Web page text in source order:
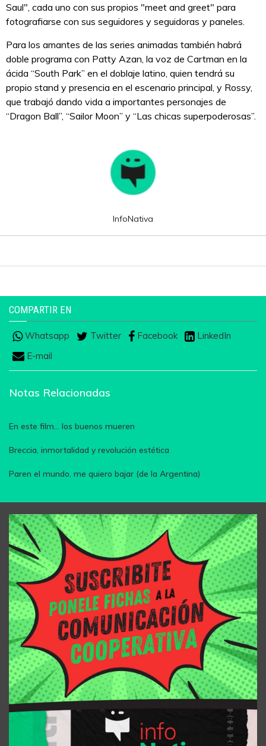
Saul", cada uno con sus propios "meet and greet" para
fotografiarse con sus seguidores y seguidoras y paneles.
Para los amantes de las series animadas también habrá
doble programa con Patty Azan, la voz de Cartman en la
ácida “South Park” en el doblaje latino, quien tendrá su
propio stand y presencia en el escenario principal, y Rossy,
que trabajó dando vida a importantes personajes de
“Dragon Ball”, “Sailor Moon” y “Las chicas superpoderosas”.
InfoNativa
COMPARTIR EN
Whatsapp Twitter Facebook
LinkedIn
E-mail
Notas Relacionadas
En este film... los buenos mueren
Breccia, inmortalidad y revolución estética
Paren el mundo, me quiero bajar (de la Argentina)